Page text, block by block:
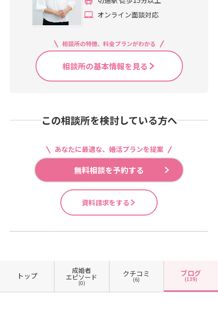
しれませんよ☆ご予約はHP・LINEま
たはお電話で受け付けています！
付けています！！
うことが多いです。趣味や仕事に集
中したり、友人や家族との時間を大
ることで相手のありのままの魅力を
素直に受け入れられるようになりま
す♪蛙化現象は悪いことばかりでは
ありません☆あなたは「本当の自
分」の気持ちと向き合うチャンスで
が自分に合うかわからない・・・そ
グを受けてみてくださいね♪(´θ｀)
ノ新しい考え方に出会えるかもしれ
ません♡ご予約はHP・LINEまたはお
電話から受け付けています！！
ンセラーに話してスッキリするのも
一つの方法です♪他にも好きなもの
頑張れた自分を褒めてあげましょう
♡3.出会いを分析して次につなげる
ただ嫌な経験で終わらせるのではな
く次に活かせすための学びにするこ
いきましょう♪婚活はいい出会いば
なりますよ^_^大切なのはその嫌な
経験にあなたの心を支配させないこ
とです♡婚活がうまくいかない
方・・・いつでも気軽にご相談くだ
さいね！あなたのペースで幸せな結
婚をつかむお手伝いをさせていただ
きます⭐︎無料カウンセリングのご予約
は初対面同士で緊張する方が多くい
らっしゃるので静かになる時間を埋
してますか？」など質問してしまい
がちですが、どんどん違う質問をす
るより、その話を広げて質問したり
少し自分の話を混ぜたりすると話が
のかな・・・と感じてしまいます。
ガティブな言葉が多い「仕事で疲れ
ていて・・・」「あまり寝れていな
くて・・・」などネガティブな発言
が増えるとマイナスの印象を与えて
しまいます。ポジティブな言葉と明
るい表情を心がけましょう！「お会
いできてとても嬉しいです」や「と
とが多いです♪お見合いはお互いが
「この人とまた話してみたい！」と
思えるかどうかが重要です⭐︎このよう
なNG行動を避けるだけで成功率はグ
オンライン面談対応
相談所の特徴、料金プランがわかる
相談所の基本情報を見る
この相談所を検討している方へ
あなたに最適な、婚活プランを提案
無料相談を予約する
資料請求をする
トップ
成婚者
エピソード
(0)
クチコミ
(6)
ブログ
(139)